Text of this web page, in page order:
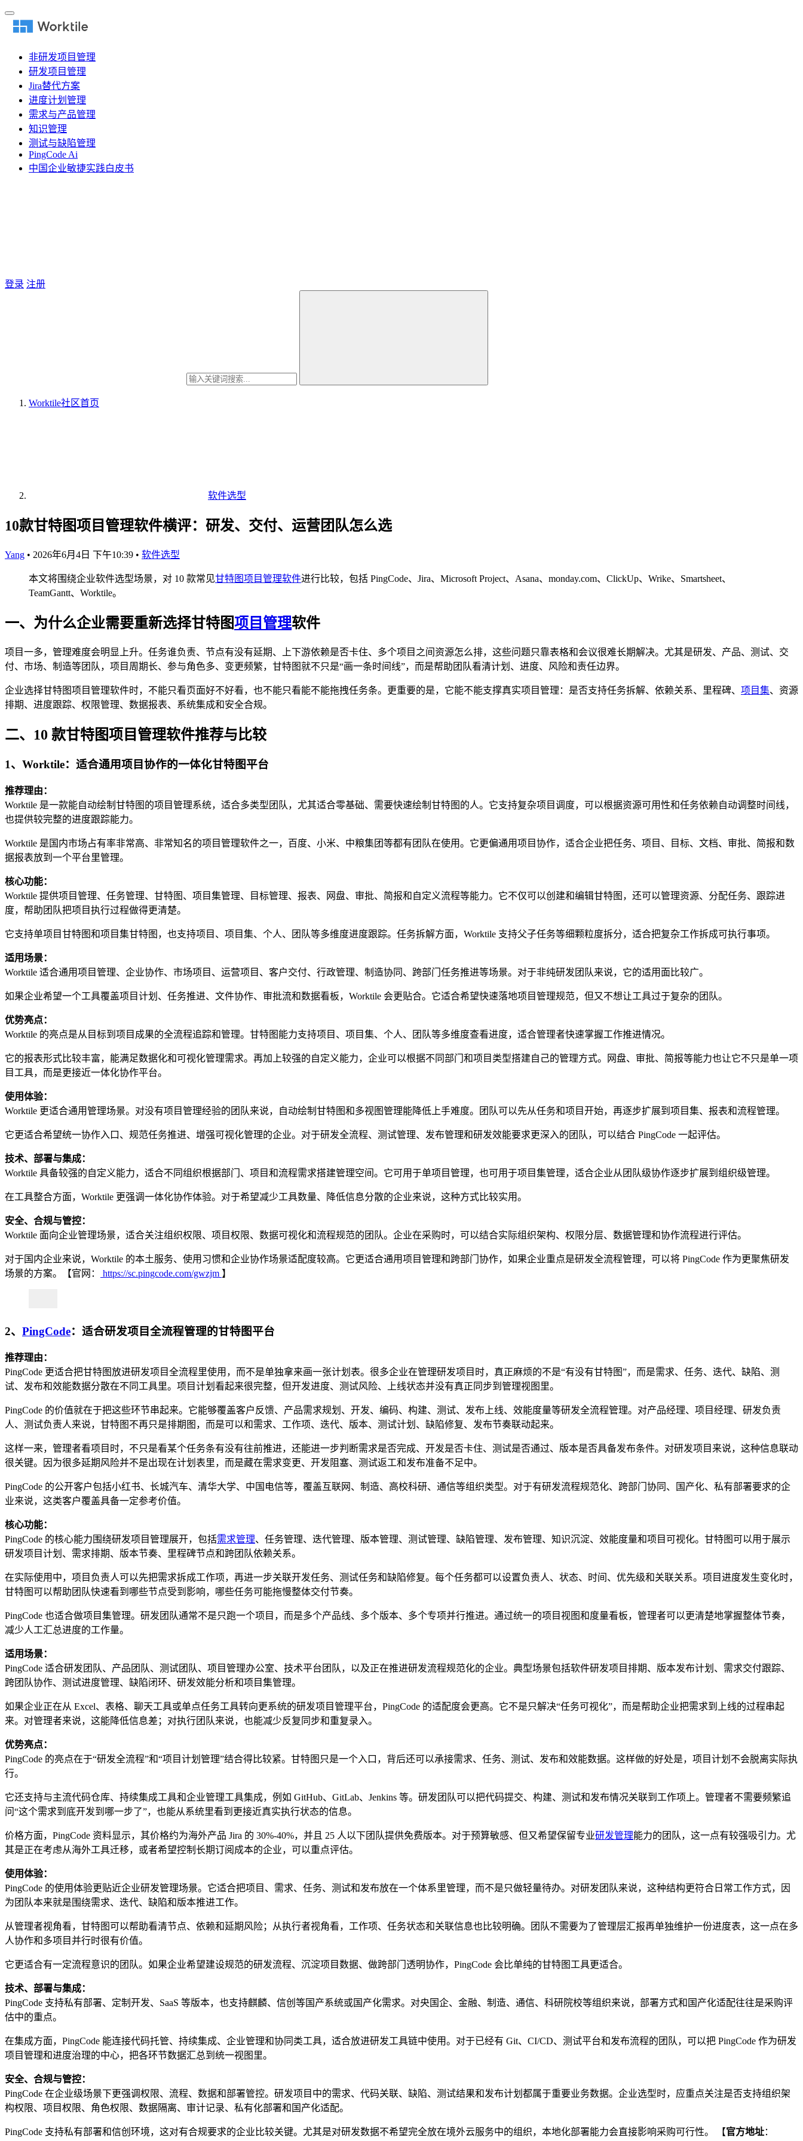
非研发项目管理
研发项目管理
Jira替代方案
进度计划管理
需求与产品管理
知识管理
测试与缺陷管理
PingCode Ai
中国企业敏捷实践白皮书
登录 注册
Worktile社区首页
软件选型
10款甘特图项目管理软件横评：研发、交付、运营团队怎么选
Yang • 2026年6月4日 下午10:39 • 软件选型
本文将围绕企业软件选型场景，对 10 款常见甘特图项目管理软件进行比较，包括 PingCode、Jira、Microsoft Project、Asana、monday.com、ClickUp、Wrike、Smartsheet、
TeamGantt、Worktile。
一、为什么企业需要重新选择甘特图项目管理软件
项目一多，管理难度会明显上升。任务谁负责、节点有没有延期、上下游依赖是否卡住、多个项目之间资源怎么排，这些问题只靠表格和会议很难长期解决。尤其是研发、产品、测试、交
付、市场、制造等团队，项目周期长、参与角色多、变更频繁，甘特图就不只是“画一条时间线”，而是帮助团队看清计划、进度、风险和责任边界。
企业选择甘特图项目管理软件时，不能只看页面好不好看，也不能只看能不能拖拽任务条。更重要的是，它能不能支撑真实项目管理：是否支持任务拆解、依赖关系、里程碑、 项目集、资源
排期、进度跟踪、权限管理、数据报表、系统集成和安全合规。
二、10 款甘特图项目管理软件推荐与比较
1、Worktile：适合通用项目协作的一体化甘特图平台
推荐理由：
Worktile 是一款能自动绘制甘特图的项目管理系统，适合多类型团队，尤其适合零基础、需要快速绘制甘特图的人。它支持复杂项目调度，可以根据资源可用性和任务依赖自动调整时间线，
也提供较完整的进度跟踪能力。
Worktile 是国内市场占有率非常高、非常知名的项目管理软件之一，百度、小米、中粮集团等都有团队在使用。它更偏通用项目协作，适合企业把任务、项目、目标、文档、审批、简报和数
据报表放到一个平台里管理。
核心功能：
Worktile 提供项目管理、任务管理、甘特图、项目集管理、目标管理、报表、网盘、审批、简报和自定义流程等能力。它不仅可以创建和编辑甘特图，还可以管理资源、分配任务、跟踪进
度，帮助团队把项目执行过程做得更清楚。
它支持单项目甘特图和项目集甘特图，也支持项目、项目集、个人、团队等多维度进度跟踪。任务拆解方面，Worktile 支持父子任务等细颗粒度拆分，适合把复杂工作拆成可执行事项。
适用场景：
Worktile 适合通用项目管理、企业协作、市场项目、运营项目、客户交付、行政管理、制造协同、跨部门任务推进等场景。对于非纯研发团队来说，它的适用面比较广。
如果企业希望一个工具覆盖项目计划、任务推进、文件协作、审批流和数据看板，Worktile 会更贴合。它适合希望快速落地项目管理规范，但又不想让工具过于复杂的团队。
优势亮点：
Worktile 的亮点是从目标到项目成果的全流程追踪和管理。甘特图能力支持项目、项目集、个人、团队等多维度查看进度，适合管理者快速掌握工作推进情况。
它的报表形式比较丰富，能满足数据化和可视化管理需求。再加上较强的自定义能力，企业可以根据不同部门和项目类型搭建自己的管理方式。网盘、审批、简报等能力也让它不只是单一项
目工具，而是更接近一体化协作平台。
使用体验：
Worktile 更适合通用管理场景。对没有项目管理经验的团队来说，自动绘制甘特图和多视图管理能降低上手难度。团队可以先从任务和项目开始，再逐步扩展到项目集、报表和流程管理。
它更适合希望统一协作入口、规范任务推进、增强可视化管理的企业。对于研发全流程、测试管理、发布管理和研发效能要求更深入的团队，可以结合 PingCode 一起评估。
技术、部署与集成：
Worktile 具备较强的自定义能力，适合不同组织根据部门、项目和流程需求搭建管理空间。它可用于单项目管理，也可用于项目集管理，适合企业从团队级协作逐步扩展到组织级管理。
在工具整合方面，Worktile 更强调一体化协作体验。对于希望减少工具数量、降低信息分散的企业来说，这种方式比较实用。
安全、合规与管控：
Worktile 面向企业管理场景，适合关注组织权限、项目权限、数据可视化和流程规范的团队。企业在采购时，可以结合实际组织架构、权限分层、数据管理和协作流程进行评估。
对于国内企业来说，Worktile 的本土服务、使用习惯和企业协作场景适配度较高。它更适合通用项目管理和跨部门协作，如果企业重点是研发全流程管理，可以将 PingCode 作为更聚焦研发
场景的方案。【官网：
https://sc.pingcode.com/gwzjm 】
2、 PingCode：适合研发项目全流程管理的甘特图平台
推荐理由：
PingCode 更适合把甘特图放进研发项目全流程里使用，而不是单独拿来画一张计划表。很多企业在管理研发项目时，真正麻烦的不是“有没有甘特图”，而是需求、任务、迭代、缺陷、测
试、发布和效能数据分散在不同工具里。项目计划看起来很完整，但开发进度、测试风险、上线状态并没有真正同步到管理视图里。
PingCode 的价值就在于把这些环节串起来。它能够覆盖客户反馈、产品需求规划、开发、编码、构建、测试、发布上线、效能度量等研发全流程管理。对产品经理、项目经理、研发负责
人、测试负责人来说，甘特图不再只是排期图，而是可以和需求、工作项、迭代、版本、测试计划、缺陷修复、发布节奏联动起来。
这样一来，管理者看项目时，不只是看某个任务条有没有往前推进，还能进一步判断需求是否完成、开发是否卡住、测试是否通过、版本是否具备发布条件。对研发项目来说，这种信息联动
很关键。因为很多延期风险并不是出现在计划表里，而是藏在需求变更、开发阻塞、测试返工和发布准备不足中。
PingCode 的公开客户包括小红书、长城汽车、清华大学、中国电信等，覆盖互联网、制造、高校科研、通信等组织类型。对于有研发流程规范化、跨部门协同、国产化、私有部署要求的企
业来说，这类客户覆盖具备一定参考价值。
核心功能：
PingCode 的核心能力围绕研发项目管理展开，包括需求管理、任务管理、迭代管理、版本管理、测试管理、缺陷管理、发布管理、知识沉淀、效能度量和项目可视化。甘特图可以用于展示
研发项目计划、需求排期、版本节奏、里程碑节点和跨团队依赖关系。
在实际使用中，项目负责人可以先把需求拆成工作项，再进一步关联开发任务、测试任务和缺陷修复。每个任务都可以设置负责人、状态、时间、优先级和关联关系。项目进度发生变化时，
甘特图可以帮助团队快速看到哪些节点受到影响，哪些任务可能拖慢整体交付节奏。
PingCode 也适合做项目集管理。研发团队通常不是只跑一个项目，而是多个产品线、多个版本、多个专项并行推进。通过统一的项目视图和度量看板，管理者可以更清楚地掌握整体节奏，
减少人工汇总进度的工作量。
适用场景：
PingCode 适合研发团队、产品团队、测试团队、项目管理办公室、技术平台团队，以及正在推进研发流程规范化的企业。典型场景包括软件研发项目排期、版本发布计划、需求交付跟踪、
跨团队协作、测试进度管理、缺陷闭环、研发效能分析和项目集管理。
如果企业正在从 Excel、表格、聊天工具或单点任务工具转向更系统的研发项目管理平台，PingCode 的适配度会更高。它不是只解决“任务可视化”，而是帮助企业把需求到上线的过程串起
来。对管理者来说，这能降低信息差；对执行团队来说，也能减少反复同步和重复录入。
优势亮点：
PingCode 的亮点在于“研发全流程”和“项目计划管理”结合得比较紧。甘特图只是一个入口，背后还可以承接需求、任务、测试、发布和效能数据。这样做的好处是，项目计划不会脱离实际执
行。
它还支持与主流代码仓库、持续集成工具和企业管理工具集成，例如 GitHub、GitLab、Jenkins 等。研发团队可以把代码提交、构建、测试和发布情况关联到工作项上。管理者不需要频繁追
问“这个需求到底开发到哪一步了”，也能从系统里看到更接近真实执行状态的信息。
价格方面，PingCode 资料显示，其价格约为海外产品 Jira 的 30%-40%，并且 25 人以下团队提供免费版本。对于预算敏感、但又希望保留专业研发管理能力的团队，这一点有较强吸引力。尤
其是正在考虑从海外工具迁移，或者希望控制长期订阅成本的企业，可以重点评估。
使用体验：
PingCode 的使用体验更贴近企业研发管理场景。它适合把项目、需求、任务、测试和发布放在一个体系里管理，而不是只做轻量待办。对研发团队来说，这种结构更符合日常工作方式，因
为团队本来就是围绕需求、迭代、缺陷和版本推进工作。
从管理者视角看，甘特图可以帮助看清节点、依赖和延期风险；从执行者视角看，工作项、任务状态和关联信息也比较明确。团队不需要为了管理层汇报再单独维护一份进度表，这一点在多
人协作和多项目并行时很有价值。
它更适合有一定流程意识的团队。如果企业希望建设规范的研发流程、沉淀项目数据、做跨部门透明协作，PingCode 会比单纯的甘特图工具更适合。
技术、部署与集成：
PingCode 支持私有部署、定制开发、SaaS 等版本，也支持麒麟、信创等国产系统或国产化需求。对央国企、金融、制造、通信、科研院校等组织来说，部署方式和国产化适配往往是采购评
估中的重点。
在集成方面，PingCode 能连接代码托管、持续集成、企业管理和协同类工具，适合放进研发工具链中使用。对于已经有 Git、CI/CD、测试平台和发布流程的团队，可以把 PingCode 作为研发
项目管理和进度治理的中心，把各环节数据汇总到统一视图里。
安全、合规与管控：
PingCode 在企业级场景下更强调权限、流程、数据和部署管控。研发项目中的需求、代码关联、缺陷、测试结果和发布计划都属于重要业务数据。企业选型时，应重点关注是否支持组织架
构权限、项目权限、角色权限、数据隔离、审计记录、私有化部署和国产化适配。
PingCode 支持私有部署和信创环境，这对有合规要求的企业比较关键。尤其是对研发数据不希望完全放在境外云服务中的组织，本地化部署能力会直接影响采购可行性。 【官方地址：